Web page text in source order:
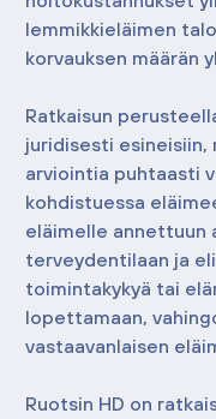
lemmikkieläimen
korvauksen määrän
Ratkaisun
juridisesti
arviointia puhtaasti
kohdistuessa
eläimelle annettuun
terveydentilaan ja
toimintakykyä tai
lopettamaan,
vastaavanlaisen
Ruotsin HD on